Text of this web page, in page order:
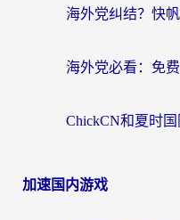
加速国内游戏